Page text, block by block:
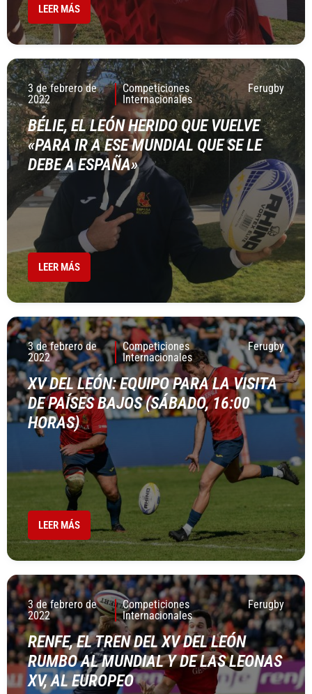
LEER MÁS
3 de febrero de
2022
Competiciones
Internacionales
Ferugby
BÉLIE, EL LEÓN HERIDO QUE VUELVE
«PARA IR A ESE MUNDIAL QUE SE LE
DEBE A ESPAÑA»
LEER MÁS
3 de febrero de
2022
Competiciones
Internacionales
Ferugby
XV DEL LEÓN: EQUIPO PARA LA VISITA
DE PAÍSES BAJOS (SÁBADO, 16:00
HORAS)
LEER MÁS
3 de febrero de
2022
Competiciones
Internacionales
Ferugby
RENFE, EL TREN DEL XV DEL LEÓN
RUMBO AL MUNDIAL Y DE LAS LEONAS
XV, AL EUROPEO